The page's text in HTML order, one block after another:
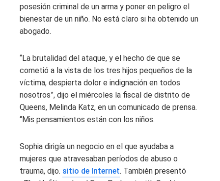
posesión criminal de un arma y poner en peligro el
bienestar de un niño. No está claro si ha obtenido un
abogado.
“La brutalidad del ataque, y el hecho de que se
cometió a la vista de los tres hijos pequeños de la
víctima, despierta dolor e indignación en todos
nosotros”, dijo el miércoles la fiscal de distrito de
Queens, Melinda Katz, en un comunicado de prensa.
“Mis pensamientos están con los niños.
Sophia dirigía un negocio en el que ayudaba a
mujeres que atravesaban períodos de abuso o
trauma, dijo. sitio de Internet. También presentó